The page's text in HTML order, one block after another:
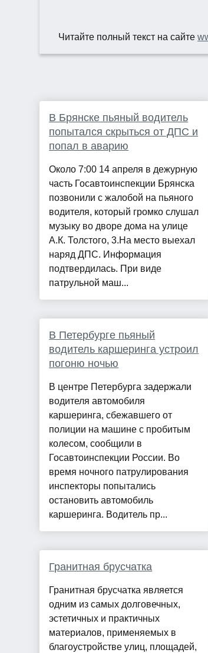
Читайте полный текст на сайте
В Брянске пьяный водитель
попытался скрыться от ДПС и
попал в аварию
Около 7:00 14 апреля в дежурную
часть Госавтоинспекции Брянска
позвонили с жалобой на пьяного
водителя, который громко слушал
музыку во дворе дома на улице
А.К. Толстого, 3.На место выехал
наряд ДПС. Информация
подтвердилась. При виде
патрульной маш...
В Петербурге пьяный
водитель каршеринга устроил
погоню ночью
В центре Петербурга задержали
водителя автомобиля
каршеринга, сбежавшего от
полиции на машине с пробитым
колесом, сообщили в
Госавтоинспекции России. Во
время ночного патрулирования
инспекторы попытались
остановить автомобиль
каршеринга. Водитель пр...
Гранитная брусчатка
Гранитная брусчатка является
одним из самых долговечных,
эстетичных и практичных
материалов, применяемых в
благоустройстве улиц, площадей,